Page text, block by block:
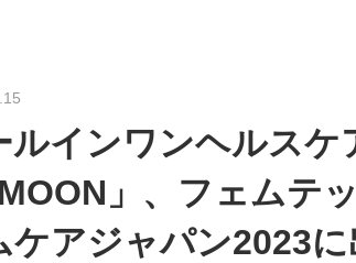
ルインワンヘルスケ
」、フェムテ
ケアジャパン2023に